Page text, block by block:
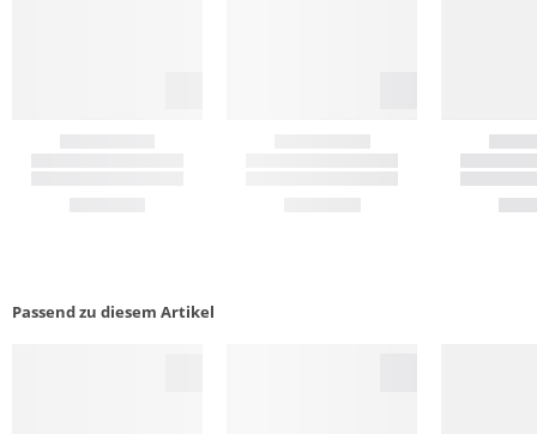
Passend zu diesem Artikel